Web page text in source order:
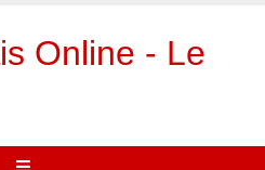
Online - Le